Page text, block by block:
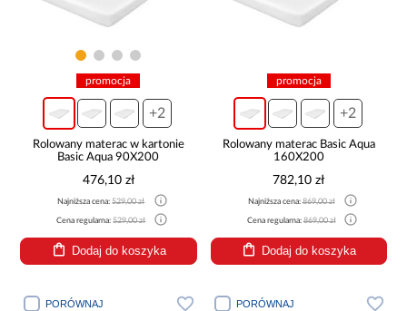
promocja
+2
Rolowany materac w kartonie
Basic Aqua 90X200
476,10 zł
Najniższa cena:529,00 zł
Cena regularna:529,00 zł
Dodaj do koszyka
promocja
+2
Rolowany materac Basic Aqua
160X200
782,10 zł
Najniższa cena:869,00 zł
Cena regularna:869,00 zł
Dodaj do koszyka
PORÓWNAJ PORÓWNAJ